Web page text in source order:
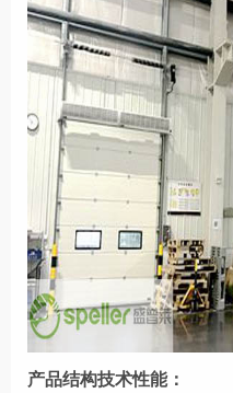
产品结构技术性能：